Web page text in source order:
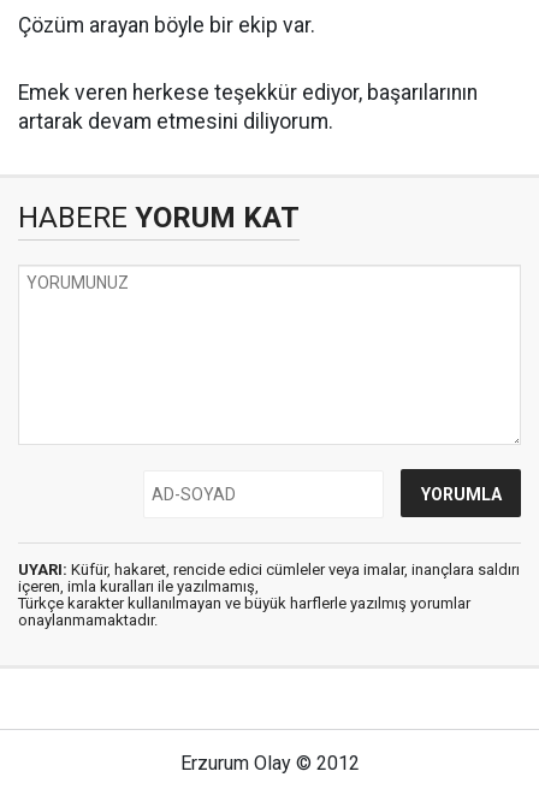
Çözüm arayan böyle bir ekip var.
Emek veren herkese teşekkür ediyor, başarılarının
artarak devam etmesini diliyorum.
HABERE YORUM KAT
UYARI: Küfür, hakaret, rencide edici cümleler veya imalar, inançlara saldırı
içeren, imla kuralları ile yazılmamış,
Türkçe karakter kullanılmayan ve büyük harflerle yazılmış yorumlar
onaylanmamaktadır.
Erzurum Olay © 2012